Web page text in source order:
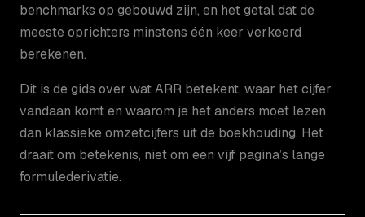
benchmarks op gebouwd zijn, en het getal dat de
meeste oprichters minstens één keer verkeerd
berekenen.
Dit is de gids over wat ARR betekent, waar het cijfer
vandaan komt en waarom je het anders moet lezen
dan klassieke omzetcijfers uit de boekhouding. Het
draait om betekenis, niet om een vijf pagina’s lange
formulederivatie.